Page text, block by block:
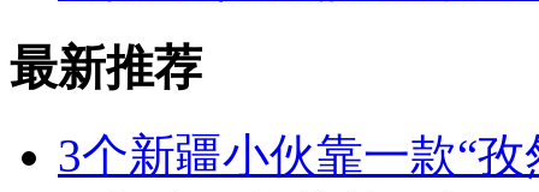
最新推荐
3个新疆小伙靠一款“